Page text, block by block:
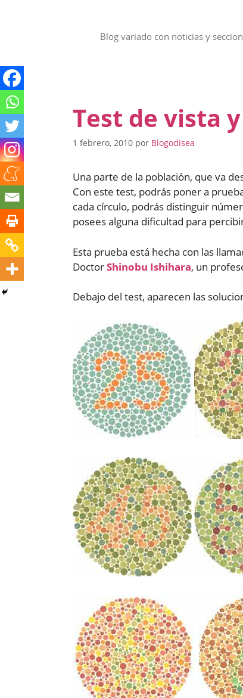
Blog variado con noticias y
Test de vista
1 febrero, 2010 por Blogodisea
Una parte de la población, que va
Con este test, podrás poner a
cada círculo, podrás distinguir
posees alguna dificultad para
Esta prueba está hecha con las
DoctorShinobu Ishihara, un
Debajo del test, aparecen las